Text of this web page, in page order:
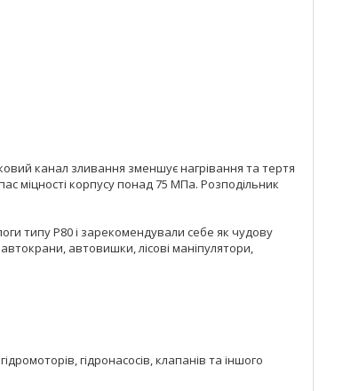
канал зливання зменшує нагрівання та тертя
міцності корпусу понад 75 МПа. Розподільник
типу Р80 і зарекомендували себе як чудову
автовишки, лісові маніпулятори,
гідронасосів, клапанів та іншого